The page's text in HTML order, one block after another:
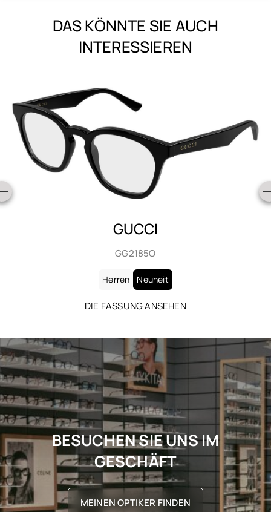
DAS KÖNNTE SIE AUCH
INTERESSIEREN
SAINT LAURENT
SL 906
Herren Neuheit
DIE FASSUNG ANSEHEN
BESUCHEN SIE UNS IM
GESCHÄFT
MEINEN OPTIKER FINDEN